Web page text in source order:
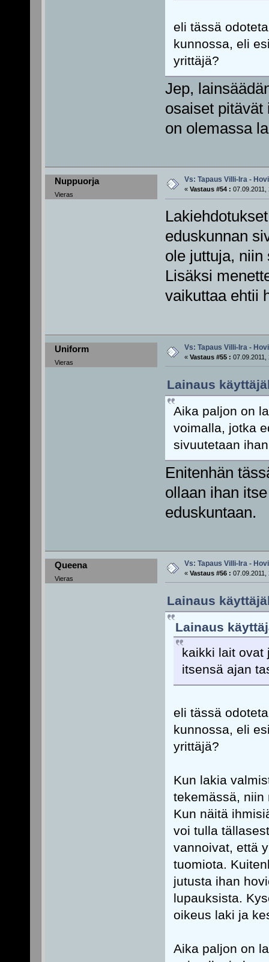
eli tässä
kunnossa, eli
yrittäjä?
Jep,
osaiset pitävät
on olemassa
Nuppuorja
Vieras
Vs: Tapaus Villi-Ira -
« Vastaus #54 : 07.09.2011,
eduskunnan
ole juttuja, niin
Lisäksi
vaikuttaa ehtii
Uniform
Vieras
Vs: Tapaus Villi-Ira -
« Vastaus #55 : 07.09.2011,
Lainaus
Aika paljon on
voimalla, jotka
sivuutetaan
Enitenhän
ollaan ihan
eduskuntaan.
Queena
Vieras
Vs: Tapaus Villi-Ira -
« Vastaus #56 : 07.09.2011,
Lainaus
Lainaus
kaikki lait ovat
itsensä ajan
eli tässä
kunnossa, eli
yrittäjä?
Kun lakia
tekemässä, niin
Kun näitä
voi tulla
vannoivat, että
tuomiota.
jutusta ihan
lupauksista.
oikeus laki ja
Aika paljon on